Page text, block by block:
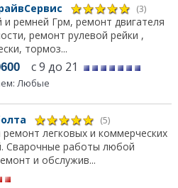
(3)
и ремней Грм, ремонт двигателя
ремонт рулевой рейки ,
тормоз...
с 9 до 21
Любые
(5)
легковых и коммерческих
Сварочные работы любой
и обслужив...